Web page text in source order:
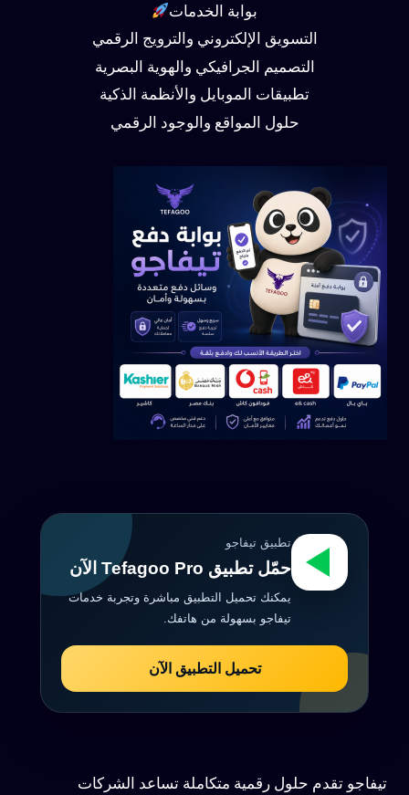
بوابة الخدمات
التسويق الإلكتروني والترويج الرقمي
التصميم الجرافيكي والهوية البصرية
تطبيقات الموبايل والأنظمة الذكية
حلول المواقع والوجود الرقمي
تطبيق تيفاجو
حمّل تطبيق Tefagoo Pro الآن
يمكنك تحميل التطبيق مباشرة وتجربة خدمات
تيفاجو بسهولة من هاتفك.
تحميل التطبيق الآن
تيفاجو تقدم حلول رقمية متكاملة تساعد الشركات